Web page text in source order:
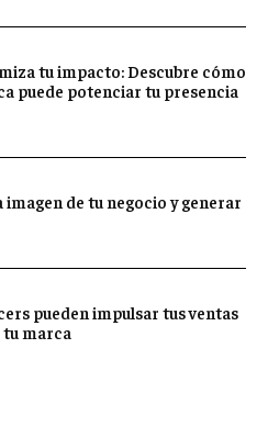
tu impacto: Descubre cómo
puede potenciar tu presencia
de tu negocio y generar
pueden impulsar tus ventas
tu marca